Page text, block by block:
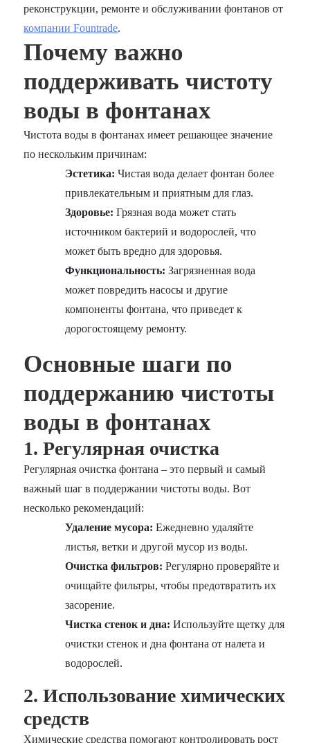
реконструкции, ремонте и обслуживании фонтанов от
компании Fountrade.
Почему важно
поддерживать чистоту
воды в фонтанах
Чистота воды в фонтанах имеет решающее значение
по нескольким причинам:
Эстетика: Чистая вода делает фонтан более
привлекательным и приятным для глаз.
Здоровье: Грязная вода может стать
источником бактерий и водорослей, что
может быть вредно для здоровья.
Функциональность: Загрязненная вода
может повредить насосы и другие
компоненты фонтана, что приведет к
дорогостоящему ремонту.
Основные шаги по
поддержанию чистоты
воды в фонтанах
1. Регулярная очистка
Регулярная очистка фонтана – это первый и самый
важный шаг в поддержании чистоты воды. Вот
несколько рекомендаций:
Удаление мусора: Ежедневно удаляйте
листья, ветки и другой мусор из воды.
Очистка фильтров: Регулярно проверяйте и
очищайте фильтры, чтобы предотвратить их
засорение.
Чистка стенок и дна: Используйте щетку для
очистки стенок и дна фонтана от налета и
водорослей.
2. Использование химических
средств
Химические средства помогают контролировать рост